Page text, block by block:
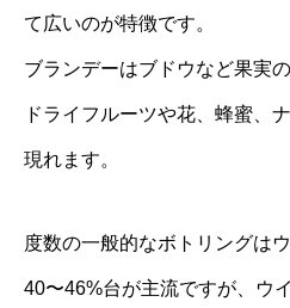
て広いのが特徴です。
ブランデーはブドウなど果実
ドライフルーツや花、蜂蜜、
現れます。
度数の一般的なボトリングは
40〜46%台が主流ですが、ウ